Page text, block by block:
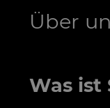
Über
Was ist